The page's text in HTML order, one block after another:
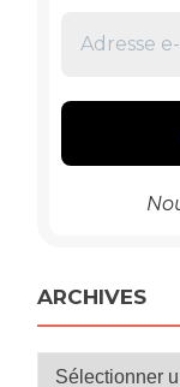
ARCHIVES
Archives